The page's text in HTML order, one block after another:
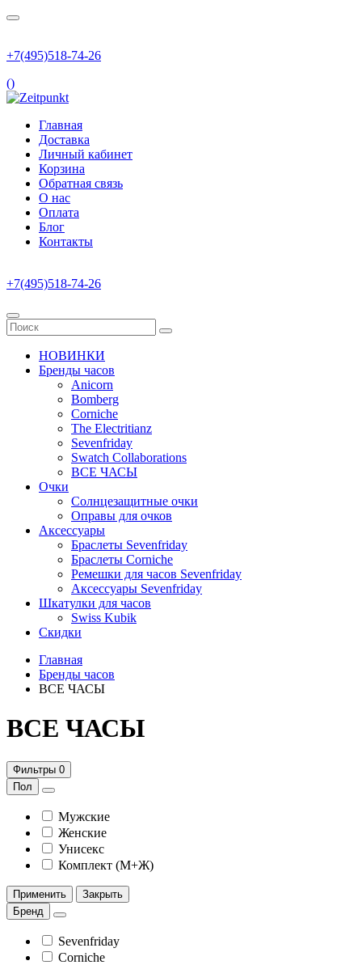
+7(495)518-74-26
()
Главная
Доставка
Личный кабинет
Корзина
Обратная связь
О нас
Оплата
Блог
Контакты
+7(495)518-74-26
НОВИНКИ
Бренды часов
Anicorn
Bomberg
Corniche
The Electritianz
Sevenfriday
Swatch Collaborations
ВСЕ ЧАСЫ
Очки
Солнцезащитные очки
Оправы для очков
Аксессуары
Браслеты Sevenfriday
Браслеты Corniche
Ремешки для часов Sevenfriday
Аксессуары Sevenfriday
Шкатулки для часов
Swiss Kubik
Скидки
Главная
Бренды часов
ВСЕ ЧАСЫ
ВСЕ ЧАСЫ
Фильтры 0
Пол
Мужские
Женские
Унисекс
Комплект (М+Ж)
Применить
Закрыть
Бренд
Sevenfriday
Corniche